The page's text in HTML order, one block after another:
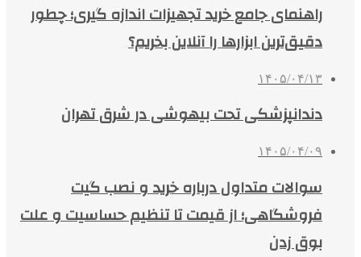
راهنمای جامع خرید تجهیزات اندازه گیری؛ چطور
دقیق‌ترین ابزارها را آنلاین بخریم؟
۱۴۰۵/۰۴/۱۳
دندانپزشکی تحت بیهوشی در شرق تهران
۱۴۰۵/۰۴/۰۹
سوالات متداول درباره خرید و نصب گیت
فروشگاهی؛ از قیمت تا تنظیم حساسیت و علت
بوق زدن